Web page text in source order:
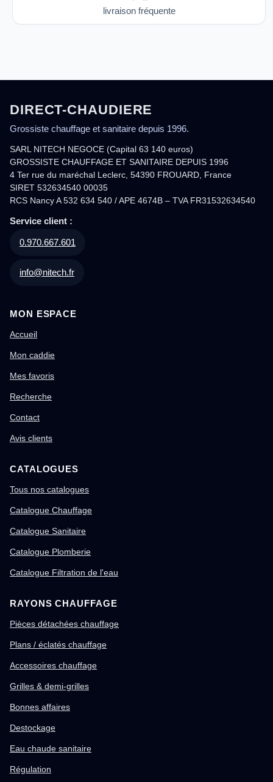
livraison fréquente
DIRECT-CHAUDIERE
Grossiste chauffage et sanitaire depuis 1996.
SARL NITECH NEGOCE (Capital 63 140 euros)
GROSSISTE CHAUFFAGE ET SANITAIRE DEPUIS 1996
4 Ter rue du maréchal Leclerc, 54390 FROUARD, France
SIRET 532634540 00035
RCS Nancy A 532 634 540 / APE 4674B – TVA FR31532634540
Service client :
0.970.667.601
info@nitech.fr
MON ESPACE
Accueil
Mon caddie
Mes favoris
Recherche
Contact
Avis clients
CATALOGUES
Tous nos catalogues
Catalogue Chauffage
Catalogue Sanitaire
Catalogue Plomberie
Catalogue Filtration de l'eau
RAYONS CHAUFFAGE
Pièces détachées chauffage
Plans / éclatés chauffage
Accessoires chauffage
Grilles & demi-grilles
Bonnes affaires
Destockage
Eau chaude sanitaire
Régulation